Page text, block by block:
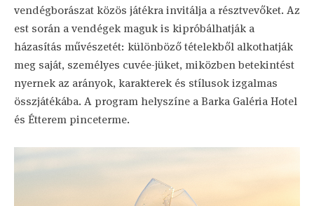
vendégborászat közös játékra invitálja a résztvevőket. Az
est során a vendégek maguk is kipróbálhatják a
házasítás művészetét: különböző tételekből alkothatják
meg saját, személyes cuvée-jüket, miközben betekintést
nyernek az arányok, karakterek és stílusok izgalmas
összjátékába. A program helyszíne a Barka Galéria Hotel
és Étterem pinceterme.